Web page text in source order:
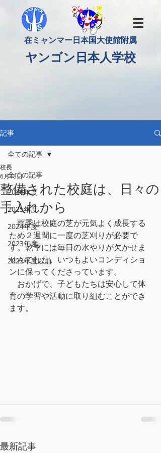
​在ミャンマー日本国大使館附属
​ヤンゴン日本人学校
記事
全ての記事
2026年度
2025年度
2024年度
2023年度
2023年度以前
全ての記事
整備された校庭は、日々の
手入れから
校長
6月18日
雨季は校庭の芝が元気よく成長する
ため２週間に一度の芝刈りが必要で
す。乾季には毎日の水やりが欠かせま
せんでした。いつもよいコンディショ
ンに保ってくださっています。
おかげで、子どもたちは安心して体
育の学習や活動に取り組むことができ
ます。
最新記事